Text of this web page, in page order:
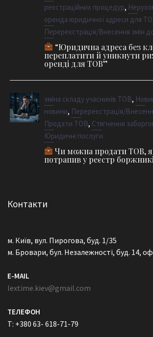
реєстраційних процедур,
оренда юридичної адреси для
Перереєстрація/Внесення змін
“Юридична адреса без
переплатити й уникнути
оренді для ТОВ”
зміна складу учасників ТОВ,
новини, Перереєстрація/
Продати ТОВ, Стягнення
Юридичні послуги
Чи можна продати ТОВ,
потрапив у реєстр
Контакти
м. Київ, вул. Пирогова, буд. 1/35
м. Бровари, бул. Незалежності, буд. 14,
E-MAIL
lextime.kiev@gmail.com
ТЕЛЕФОН
T: +380 63- 618-71-79